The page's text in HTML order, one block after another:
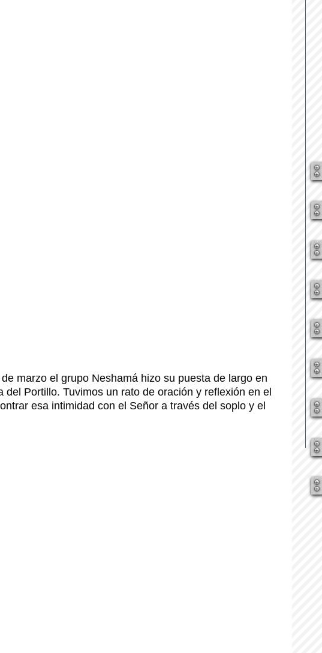
marzo el grupo Neshamá hizo su puesta de largo en
del Portillo. Tuvimos un rato de oración y reflexión en el
esa intimidad con el Señor a través del soplo y el